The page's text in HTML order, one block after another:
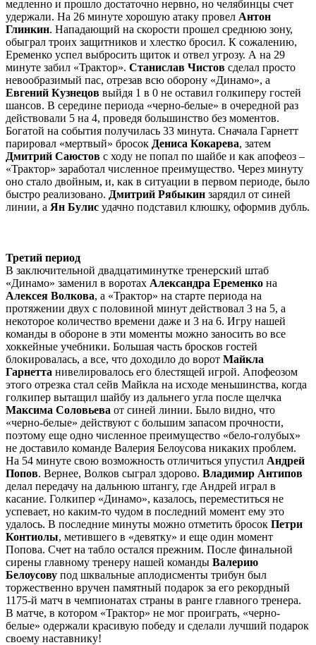
медленно и прошло достаточно нервно, но челябинцы счет
удержали. На 26 минуте хорошую атаку провел Антон
Глинкин. Нападающий на скорости прошел среднюю зону,
обыграл троих защитников и хлестко бросил. К сожалению,
Еременко успел выбросить щиток и отвел угрозу. А на 29
минуте забил «Трактор». Станислав Чистов сделал просто
невообразимый пас, отрезав всю оборону «Динамо», а
Евгений Кузнецов выйдя 1 в 0 не оставил голкиперу гостей
шансов. В середине периода «черно-белые» в очередной раз
действовали 5 на 4, проведя большинство без моментов.
Богатой на события получилась 33 минута. Сначала Гарнетт
парировал «мертвый» бросок Дениса Кокарева, затем
Дмитрий Саюстов с ходу не попал по шайбе и как апофеоз –
«Трактор» заработал численное преимущество. Через минуту
оно стало двойным, и, как в ситуации в первом периоде, было
быстро реализовано. Дмитрий Рябыкин зарядил от синей
линии, а Ян Булис удачно подставил клюшку, оформив дубль.
Третий период
В заключительной двадцатиминутке тренерский штаб
«Динамо» заменил в воротах Александра Еременко на
Алексея Волкова, а «Трактор» на старте периода на
протяжении двух с половиной минут действовал 3 на 5, а
некоторое количество времени даже и 3 на 6. Игру нашей
команды в обороне в эти моменты можно заносить во все
хоккейные учебники. Большая часть бросков гостей
блокировалась, а все, что доходило до ворот Майкла
Гарнетта нивелировалось его блестящей игрой. Апофеозом
этого отрезка стал сейв Майкла на исходе меньшинства, когда
голкипер вытащил шайбу из дальнего угла после щелчка
Максима Соловьева от синей линии. Было видно, что
«черно-белые» действуют с большим запасом прочности,
поэтому еще одно численное преимущество «бело-голубых»
не доставило команде Валерия Белоусова никаких проблем.
На 54 минуте свою возможность отличиться упустил Андрей
Попов. Вернее, Волков сыграл здорово. Владимир Антипов
делал передачу на дальнюю штангу, где Андрей играл в
касание. Голкипер «Динамо», казалось, переместиться не
успевает, но каким-то чудом в последний момент ему это
удалось. В последние минуты можно отметить бросок Петри
Контиолы, метившего в «девятку» и еще один момент
Попова. Счет на табло остался прежним. После финальной
сирены главному тренеру нашей команды Валерию
Белоусову под шквальные аплодисменты трибун был
торжественно вручен памятный подарок за его рекордный
1175-й матч в чемпионатах страны в ранге главного тренера.
В матче, в котором «Трактор» не мог проиграть, «черно-
белые» одержали красивую победу и сделали лучший подарок
своему наставнику!